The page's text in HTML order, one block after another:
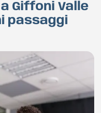
Giffoni Valle
passaggi